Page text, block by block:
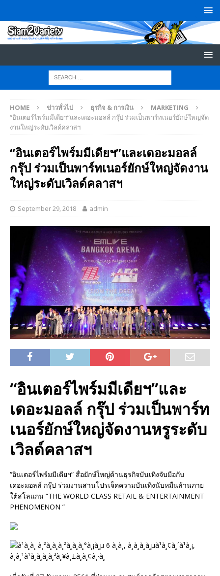
HOME ข่าวทั่วไป ธุรกิจ & การเงิน
MARKETING
“อินเตอร์ไพร์มมีเดียฯ”และเดอะมอลล์ กรุ๊ป ร่วมเป็นพาร์ทเนอร์ยักษ์ใหญ่จัด
งานใหญ่ระดับเวิลด์คลาสฯ
“อินเตอร์ไพร์มมีเดียฯ”และเดอะมอลล์
กรุ๊ป ร่วมเป็นพาร์ทเนอร์ยักษ์ใหญ่จัดงาน
ใหญ่ระดับเวิลด์คลาสฯ
September 29, 2018 admin
“อินเตอร์ไพร์มมีเดียฯ”และ
เดอะมอลล์ กรุ๊ป ร่วมเป็นพาร์ท
เนอร์ยักษ์ใหญ่จัดงานหรูระดับ
เวิลด์คลาสฯ
“อินเตอร์ไพร์มมีเดียฯ” สื่อยักษ์ใหญ่ด้านธุรกิจบันเทิงจับมือกับ
เดอะมอลล์ กรุ๊ป ร่วมงานสานโปรเจ็คความบันเทิงนับหมื่นล้านภาย
ใต้สโลแกน “THE WORLD CLASS RETAIL & ENTERTAINMENT
PHENOMENON ”